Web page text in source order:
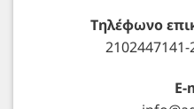
Τηλέφωνο
E-